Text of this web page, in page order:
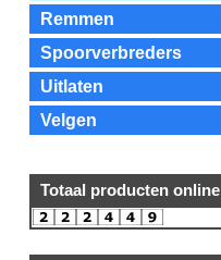
Remmen
Spoorverbreders
Uitlaten
Velgen
Totaal producten online